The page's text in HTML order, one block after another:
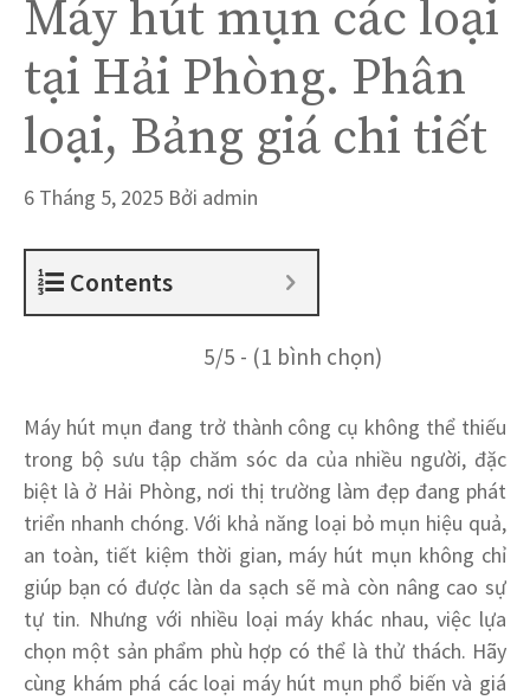
Máy hút mụn các loại
tại Hải Phòng. Phân
loại, Bảng giá chi tiết
6 Tháng 5, 2025 Bởi admin
Contents
5/5 - (1 bình chọn)
Máy hút mụn đang trở thành công cụ không thể thiếu
trong bộ sưu tập chăm sóc da của nhiều người, đặc
biệt là ở Hải Phòng, nơi thị trường làm đẹp đang phát
triển nhanh chóng. Với khả năng loại bỏ mụn hiệu quả,
an toàn, tiết kiệm thời gian, máy hút mụn không chỉ
giúp bạn có được làn da sạch sẽ mà còn nâng cao sự
tự tin. Nhưng với nhiều loại máy khác nhau, việc lựa
chọn một sản phẩm phù hợp có thể là thử thách. Hãy
cùng khám phá các loại máy hút mụn phổ biến và giá